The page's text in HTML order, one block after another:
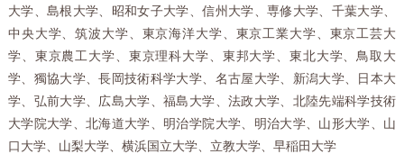
大学、島根大学、昭和女子大学、信州大学、専修大学、千葉大学、
中央大学、筑波大学、東京海洋大学、東京工業大学、東京工芸大
学、東京農工大学、東京理科大学、東邦大学、東北大学、鳥取大
学、獨協大学、長岡技術科学大学、名古屋大学、新潟大学、日本大
学、弘前大学、広島大学、福島大学、法政大学、北陸先端科学技術
大学院大学、北海道大学、明治学院大学、明治大学、山形大学、山
口大学、山梨大学、横浜国立大学、立教大学、早稲田大学